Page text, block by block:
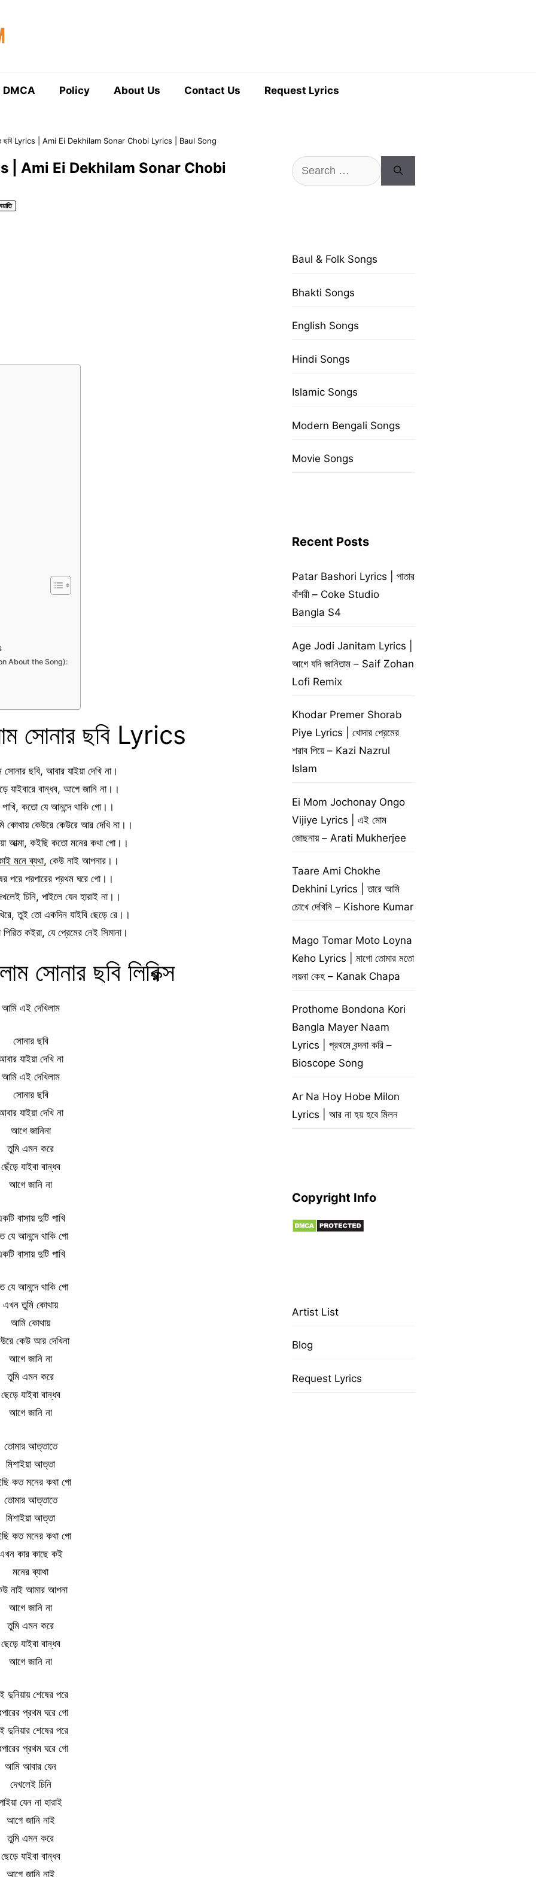
DMCA Policy About Us Contact Us Request Lyrics
ছবি Lyrics | Ami Ei Dekhilam Sonar Chobi Lyrics | Baul Song
| Ami Ei Dekhilam Sonar Chobi
About the Song):
সোনার ছবি Lyrics
ছবি, আবার যাইয়া দেখি না।
যাইবারে বান্ধব, আগে জানি না।।
পাখি, কতো যে আনন্দে থাকি গো।।
কোথায় কেউরে কেউরে আর দেখি না।।
আত্মা, কইছি কতো মনের কথা গো।।
মনে ব্যথা, কেউ নাই আপনার।।
পরে পরপারের প্রথম ঘরে গো।।
চিনি, পাইলে যেন হারাই না।।
তুই তো একদিন যাইবি ছেড়ে রে।।
কইরা, যে প্রেমের নেই সিমানা।
সোনার ছবি লিরিক্স
আমি এই দেখিলাম
সোনার ছবি
যাইয়া দেখি না
আমি এই দেখিলাম
সোনার ছবি
যাইয়া দেখি না
আগে জানিনা
তুমি এমন করে
ছেঁড়ে যাইবা বান্ধব
আগে জানি না
বাসায় দুটি পাখি
যে আনন্দে থাকি গো
বাসায় দুটি পাখি
যে আনন্দে থাকি গো
এখন তুমি কোথায়
আমি কোথায়
কেউ আর দেখিনা
আগে জানি না
তুমি এমন করে
ছেড়ে যাইবা বান্ধব
আগে জানি না
তোমার আত্তাতে
মিশাইয়া আত্তা
কত মনের কথা গো
তোমার আত্তাতে
মিশাইয়া আত্তা
কত মনের কথা গো
কার কাছে কই
মনের ব্যাথা
নাই আমার আপনা
আগে জানি না
তুমি এমন করে
ছেড়ে যাইবা বান্ধব
আগে জানি না
দুনিয়ায় শেষের পরে
প্রথম ঘরে গো
দুনিয়ার শেষের পরে
প্রথম ঘরে গো
আমি আবার যেন
দেখলেই চিনি
যেন না হারাই
আগে জানি নাই
তুমি এমন করে
ছেড়ে যাইবা বান্ধব
আগে জানি নাই
Search
for:
Baul & Folk Songs
Bhakti Songs
English Songs
Hindi Songs
Islamic Songs
Modern Bengali Songs
Movie Songs
Recent Posts
Patar Bashori Lyrics | পাতার
বাঁশরী – Coke Studio
Bangla S4
Age Jodi Janitam Lyrics |
আগে যদি জানিতাম – Saif Zohan
Lofi Remix
Khodar Premer Shorab
Piye Lyrics | খোদার প্রেমের
শরাব পিয়ে – Kazi Nazrul
Islam
Ei Mom Jochonay Ongo
Vijiye Lyrics | এই মোম
জোছনায় – Arati Mukherjee
Taare Ami Chokhe
Dekhini Lyrics | তারে আমি
চোখে দেখিনি – Kishore Kumar
Mago Tomar Moto Loyna
Keho Lyrics | মাগো তোমার মতো
লয়না কেহ – Kanak Chapa
Prothome Bondona Kori
Bangla Mayer Naam
Lyrics | প্রথমে বন্দনা করি –
Bioscope Song
Ar Na Hoy Hobe Milon
Lyrics | আর না হয় হবে মিলন
Copyright Info
Artist List
Blog
Request Lyrics